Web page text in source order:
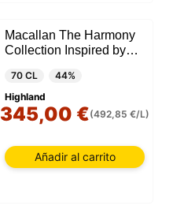
Macallan The Harmony
Collection Inspired by
70 CL
44%
Highland
345,00 €(492,85 €/L)
Añadir al carrito